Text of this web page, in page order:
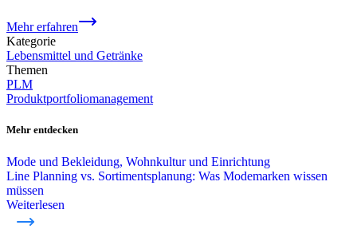
Mehr erfahren
Kategorie
Lebensmittel und Getränke
Themen
PLM
Produktportfoliomanagement
Mehr entdecken
Mode und Bekleidung, Wohnkultur und Einrichtung
Line Planning vs. Sortimentsplanung: Was Modemarken wissen
müssen
Weiterlesen